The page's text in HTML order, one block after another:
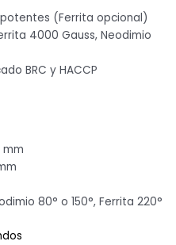
(Ferrita opcional)
4000 Gauss, Neodimio
BRC y HACCP
80° o 150°, Ferrita 220°